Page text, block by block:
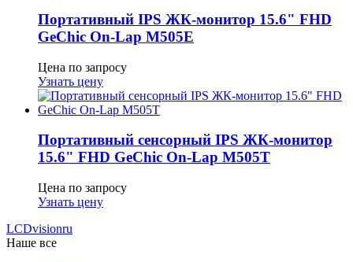
Портативный IPS ЖК-монитор 15.6" FHD
GeСhic On-Lap M505E
Цена по запросу
Узнать цену
Портативный сенсорный IPS ЖК-монитор
15.6" FHD GeСhic On-Lap M505T
Цена по запросу
Узнать цену
LCDvisionru
Наше все